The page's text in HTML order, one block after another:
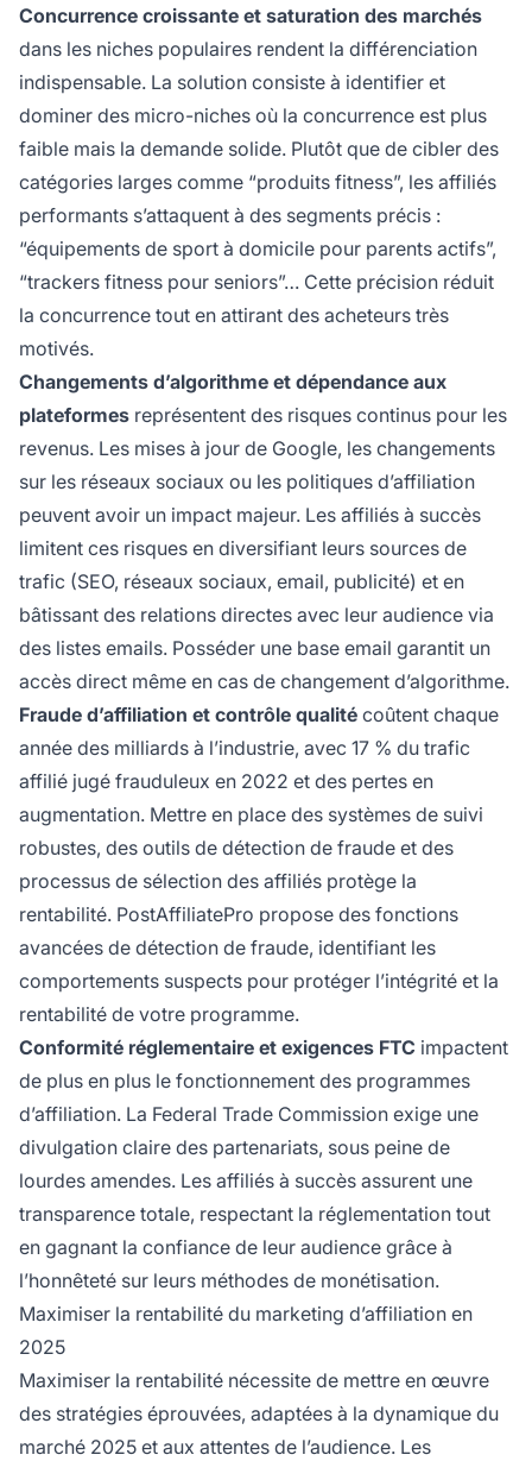
Concurrence croissante et saturation des marchés
dans les niches populaires rendent la différenciation
indispensable. La solution consiste à identifier et
dominer des micro-niches où la concurrence est plus
faible mais la demande solide. Plutôt que de cibler des
catégories larges comme “produits fitness”, les affiliés
performants s’attaquent à des segments précis :
“équipements de sport à domicile pour parents actifs”,
“trackers fitness pour seniors”… Cette précision réduit
la concurrence tout en attirant des acheteurs très
motivés.
Changements d’algorithme et dépendance aux
plateformes représentent des risques continus pour les
revenus. Les mises à jour de Google, les changements
sur les réseaux sociaux ou les politiques d’affiliation
peuvent avoir un impact majeur. Les affiliés à succès
limitent ces risques en diversifiant leurs sources de
trafic (SEO, réseaux sociaux, email, publicité) et en
bâtissant des relations directes avec leur audience via
des listes emails. Posséder une base email garantit un
accès direct même en cas de changement d’algorithme.
Fraude d’affiliation et contrôle qualité coûtent chaque
année des milliards à l’industrie, avec 17 % du trafic
affilié jugé frauduleux en 2022 et des pertes en
augmentation. Mettre en place des systèmes de suivi
robustes, des outils de détection de fraude et des
processus de sélection des affiliés protège la
rentabilité. PostAffiliatePro propose des fonctions
avancées de détection de fraude, identifiant les
comportements suspects pour protéger l’intégrité et la
rentabilité de votre programme.
Conformité réglementaire et exigences FTC impactent
de plus en plus le fonctionnement des programmes
d’affiliation. La Federal Trade Commission exige une
divulgation claire des partenariats, sous peine de
lourdes amendes. Les affiliés à succès assurent une
transparence totale, respectant la réglementation tout
en gagnant la confiance de leur audience grâce à
l’honnêteté sur leurs méthodes de monétisation.
Maximiser la rentabilité du marketing d’affiliation en
2025
Maximiser la rentabilité nécessite de mettre en œuvre
des stratégies éprouvées, adaptées à la dynamique du
marché 2025 et aux attentes de l’audience. Les